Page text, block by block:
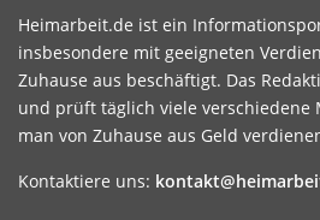
Heimarbeit.de ist ein
insbesondere mit geeigneten
Zuhause aus beschäftigt. Das
und prüft täglich viele verschiedene
man von Zuhause aus Geld
Kontaktiere uns: